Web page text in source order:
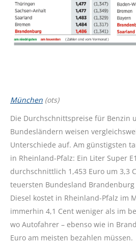
München (ots)
Die Durchschnittspreise für Benzin
Bundesländern weisen
Unterschiede auf. Am günstigsten
in Rheinland-Pfalz: Ein Liter Super
durchschnittlich 1,453 Euro um 3,3
teuersten Bundesland Brandenburg
Diesel kostet in Rheinland-Pfalz im
immerhin 4,1 Cent weniger als im
wo Autofahrer – ebenso wie in
Euro am meisten bezahlen müssen.